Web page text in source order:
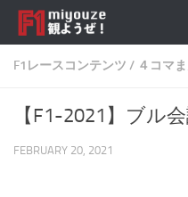
Skip to content
F1レースコンテンツ / ４コマ
【F1-2021】ブル
FEBRUARY 20, 2021